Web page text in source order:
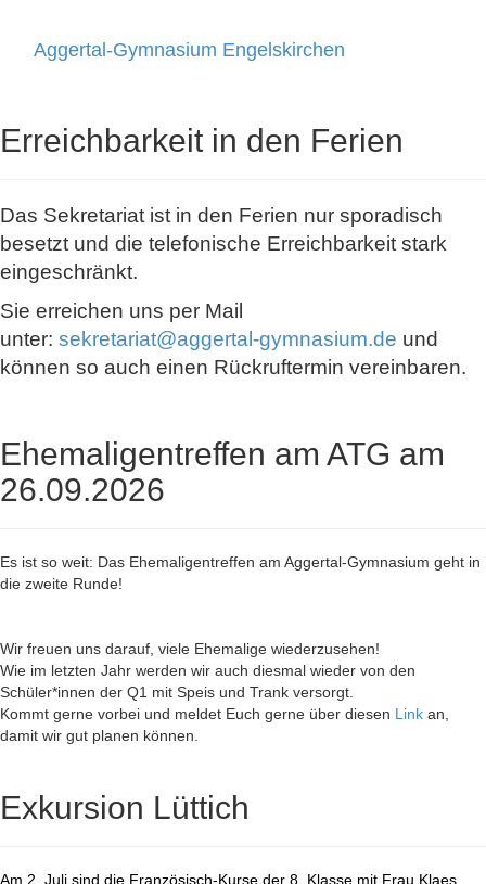
Aggertal-Gymnasium Engelskirchen
Erreichbarkeit in den Ferien
Das Sekretariat ist in den Ferien nur sporadisch
besetzt und die telefonische Erreichbarkeit stark
eingeschränkt.
Sie erreichen uns per Mail
unter: sekretariat@aggertal-gymnasium.de und
können so auch einen Rückruftermin vereinbaren.
Ehemaligentreffen am ATG am
26.09.2026
Es ist so weit: Das Ehemaligentreffen am Aggertal-Gymnasium geht in
die zweite Runde!
Wir freuen uns darauf, viele Ehemalige wiederzusehen!
Wie im letzten Jahr werden wir auch diesmal wieder von den
Schüler*innen der Q1 mit Speis und Trank versorgt.
Kommt gerne vorbei und meldet Euch gerne über diesen Link an,
damit wir gut planen können.
Exkursion Lüttich
Am 2. Juli sind die Französisch-Kurse der 8. Klasse mit Frau Klaes,